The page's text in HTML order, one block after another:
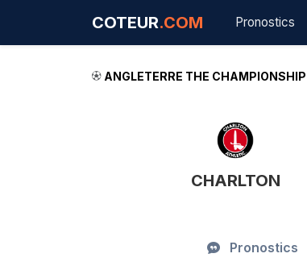
COTEUR.COM Pronostics
ANGLETERRE THE CHAMPIONSHIP
CHARLTON
Pronostics